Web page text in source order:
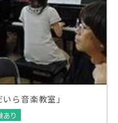
ら音楽教室」
あり